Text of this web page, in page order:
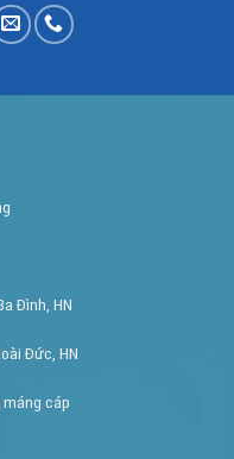
Đình, HN
Đức, HN
máng cáp